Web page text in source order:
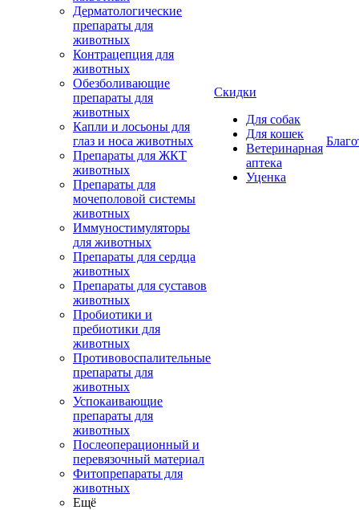
Дерматологические
препараты для
животных
Контрацепция для
животных
Обезболивающие
препараты для
животных
Капли и лосьоны для
глаз и носа животных
Препараты для ЖКТ
животных
Препараты для
мочеполовой системы
животных
Иммуностимуляторы
для животных
Препараты для сердца
животных
Препараты для суставов
животных
Пробиотики и
пребиотики для
животных
Противовоспалительные
препараты для
животных
Успокаивающие
препараты для
животных
Послеоперационный и
перевязочный материал
Фитопрепараты для
животных
Ещё
Скидки
Для собак
Для кошек
Ветеринарная
аптека
Уценка